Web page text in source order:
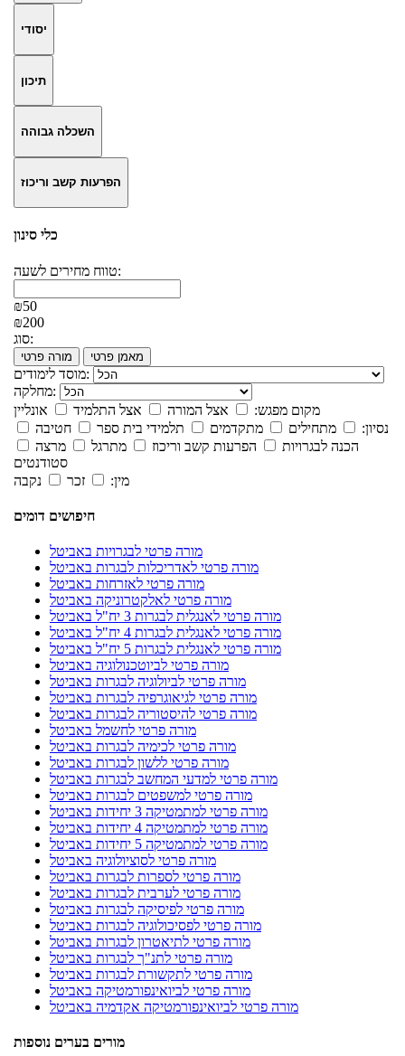
יסודי
תיכון
השכלה גבוהה
הפרעות קשב וריכוז
כלי סינון
טווח מחירים לשעה:
₪50
₪200
סוג:
מורה פרטי מאמן פרטי
מוסד לימודים:
מחלקה:
מקום מפגש:
אצל המורה אצל התלמיד
אונליין
נסיון:
מתחילים מתקדמים תלמידי בית ספר
חטיבה
הכנה לבגרויות
הפרעות קשב וריכוז מתרגל
מרצה
סטודנטים
מין:
זכר נקבה
חיפושים דומים
מורה פרטי לבגרויות באביטל
מורה פרטי לאדריכלות לבגרות באביטל
מורה פרטי לאזרחות באביטל
מורה פרטי לאלקטרוניקה באביטל
מורה פרטי לאנגלית לבגרות 3 יח"ל באביטל
מורה פרטי לאנגלית לבגרות 4 יח"ל באביטל
מורה פרטי לאנגלית לבגרות 5 יח"ל באביטל
מורה פרטי לביוטכנולוגיה באביטל
מורה פרטי לביולוגיה לבגרות באביטל
מורה פרטי לגיאוגרפיה לבגרות באביטל
מורה פרטי להיסטוריה לבגרות באביטל
מורה פרטי לחשמל באביטל
מורה פרטי לכימיה לבגרות באביטל
מורה פרטי ללשון לבגרות באביטל
מורה פרטי למדעי המחשב לבגרות באביטל
מורה פרטי למשפטים לבגרות באביטל
מורה פרטי למתמטיקה 3 יחידות באביטל
מורה פרטי למתמטיקה 4 יחידות באביטל
מורה פרטי למתמטיקה 5 יחידות באביטל
מורה פרטי לסוציולוגיה באביטל
מורה פרטי לספרות לבגרות באביטל
מורה פרטי לערבית לבגרות באביטל
מורה פרטי לפיסיקה לבגרות באביטל
מורה פרטי לפסיכולוגיה לבגרות באביטל
מורה פרטי לתיאטרון לבגרות באביטל
מורה פרטי לתנ"ך לבגרות באביטל
מורה פרטי לתקשורת לבגרות באביטל
מורה פרטי לביואינפורמטיקה באביטל
מורה פרטי לביואינפורמטיקה אקדמיה באביטל
מורים בערים נוספות